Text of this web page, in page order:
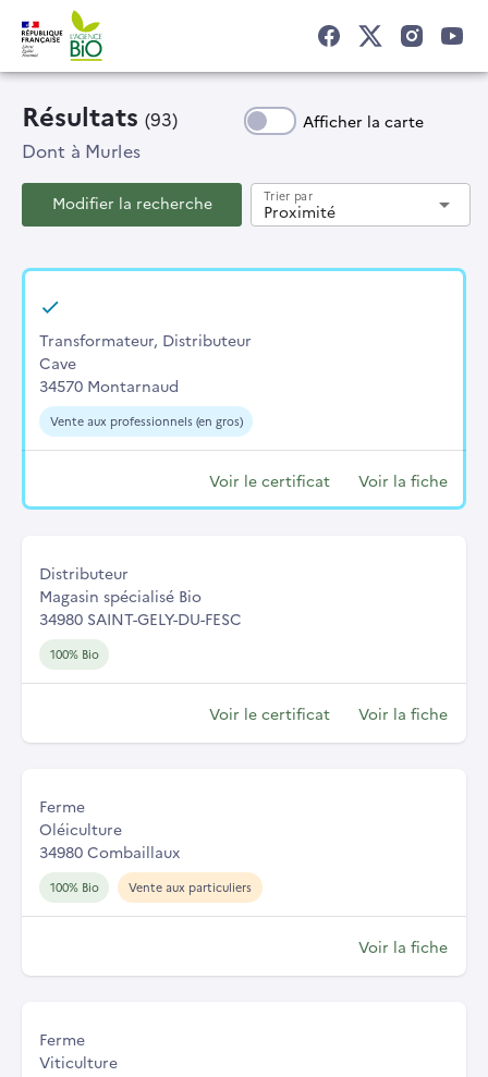
Résultats (93) Afficher la carte
Dont à Murles
Modifier la recherche Proximité
Trier par arrow_drop_down
Transformateur, Distributeur
Cave
34570 Montarnaud
Vente aux professionnels (en gros)
Voir le certificat Voir la fiche
Distributeur
Magasin spécialisé Bio
34980 SAINT-GELY-DU-FESC
100% Bio
Voir le certificat Voir la fiche
Ferme
Oléiculture
34980 Combaillaux
100% Bio Vente aux particuliers
Voir la fiche
Ferme
Viticulture